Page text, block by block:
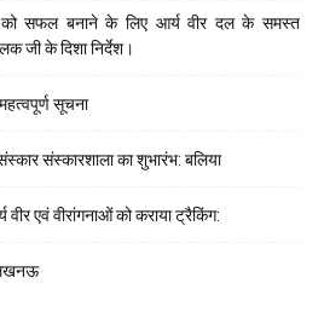
को सफल बनाने के लिए आर्य वीर दल के समस्त
जी के दिशा निर्देश।
सूचना
संस्कारशाला का शुभारंभ: बलिया
वीर एवं वीरांगनाओं को कराया ट्रैकिंग:
लखनऊ